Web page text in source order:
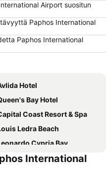
Airport suositun
Paphos International
Paphos International
Hotel
Bay Hotel
Coast Resort & Spa
Ledra Beach
Cypria Bay
Hotel
International